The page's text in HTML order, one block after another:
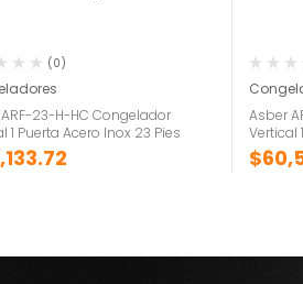
(0)
23-H-HC Congelador
1 Puerta Acero Inox 23 Pies
Asber
Vertical
$